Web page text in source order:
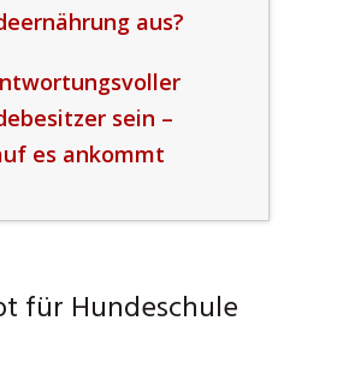
aus?
sein –
es ankommt
für Hundeschule